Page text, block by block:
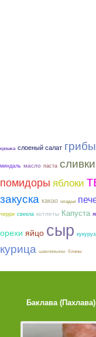
крошка слоеный салат грибы
миндаль масло паста сливки
помидоры яблоки
закуска какао оладьи
черри свекла котлеты Капуста
орехи яйцо сыр
курица шампиньоны блины
Баклава (Пахлава)